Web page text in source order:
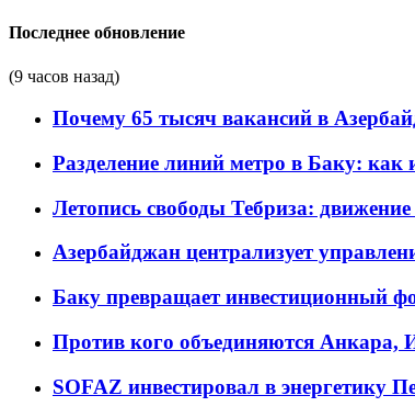
Последнее обновление
(9 часов назад)
Почему 65 тысяч вакансий в
Разделение линий метро в Баку: как
Летопись свободы Тебриза:
Азербайджан централизует
Баку превращает инвестиционный
Против кого объединяются Анкара,
SOFAZ инвестировал в энергетику